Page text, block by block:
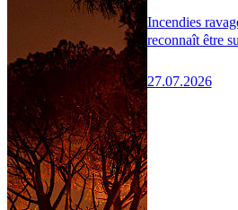
Incendies
reconnaît être
27.07.2026